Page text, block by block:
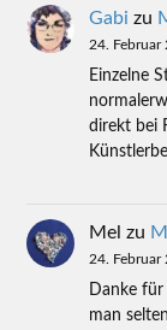
Gabi zu
24. Februar
Einzelne
direkt bei
Mel zu
24. Februar
Danke
man